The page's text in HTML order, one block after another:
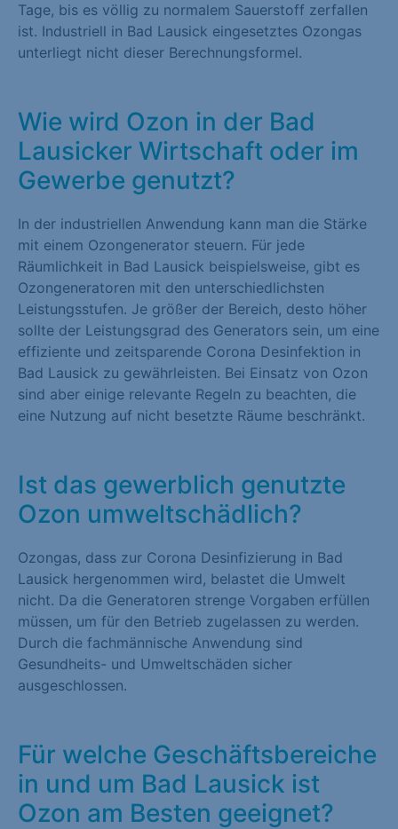
Tage, bis es völlig zu normalem Sauerstoff zerfallen
ist. Industriell in Bad Lausick eingesetztes Ozongas
unterliegt nicht dieser Berechnungsformel.
Wie wird Ozon in der Bad
Lausicker Wirtschaft oder im
Gewerbe genutzt?
In der industriellen Anwendung kann man die Stärke
mit einem Ozongenerator steuern. Für jede
Räumlichkeit in Bad Lausick beispielsweise, gibt es
Ozongeneratoren mit den unterschiedlichsten
Leistungsstufen. Je größer der Bereich, desto höher
sollte der Leistungsgrad des Generators sein, um eine
effiziente und zeitsparende Corona Desinfektion in
Bad Lausick zu gewährleisten. Bei Einsatz von Ozon
sind aber einige relevante Regeln zu beachten, die
eine Nutzung auf nicht besetzte Räume beschränkt.
Ist das gewerblich genutzte
Ozon umweltschädlich?
Ozongas, dass zur Corona Desinfizierung in Bad
Lausick hergenommen wird, belastet die Umwelt
nicht. Da die Generatoren strenge Vorgaben erfüllen
müssen, um für den Betrieb zugelassen zu werden.
Durch die fachmännische Anwendung sind
Gesundheits- und Umweltschäden sicher
ausgeschlossen.
Für welche Geschäftsbereiche
in und um Bad Lausick ist
Ozon am Besten geeignet?